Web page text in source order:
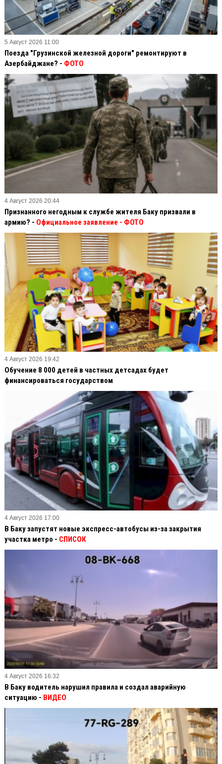
5 Август 2026 11:00
Поезда "Грузинской железной дороги" ремонтируют в
Азербайджане? - ФОТО
4 Август 2026 20:44
Признанного негодным к службе жителя Баку призвали в
армию? - Официальное заявление - ФОТО
4 Август 2026 19:42
Обучение 8 000 детей в частных детсадах будет
финансироваться государством
4 Август 2026 17:00
В Баку запустят новые экспресс-автобусы из-за закрытия
участка метро - СПИСОК
4 Август 2026 16:32
В Баку водитель нарушил правила и создал аварийную
ситуацию - ВИДЕО